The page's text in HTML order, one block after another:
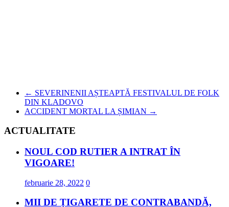
← SEVERINENII AȘTEAPTĂ FESTIVALUL DE FOLK
DIN KLADOVO
ACCIDENT MORTAL LA ȘIMIAN →
ACTUALITATE
NOUL COD RUTIER A INTRAT ÎN
VIGOARE!
februarie 28, 2022 0
MII DE ȚIGARETE DE CONTRABANDĂ,